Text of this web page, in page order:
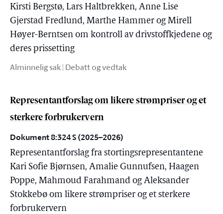
Kirsti Bergstø, Lars Haltbrekken, Anne Lise
Gjerstad Fredlund, Marthe Hammer og Mirell
Høyer-Berntsen om kontroll av drivstoffkjedene og
deres prissetting
Alminnelig sak | Debatt og vedtak
Representantforslag om likere strømpriser og et
sterkere forbrukervern
Dokument 8:324 S (2025–2026)
Representantforslag fra stortingsrepresentantene
Kari Sofie Bjørnsen, Amalie Gunnufsen, Haagen
Poppe, Mahmoud Farahmand og Aleksander
Stokkebø om likere strømpriser og et sterkere
forbrukervern